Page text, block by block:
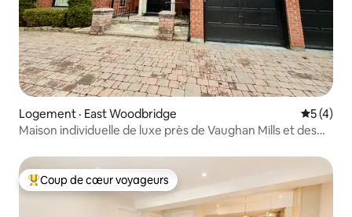
Logement · East Woodbridge Note
5 (4)
Maison individuelle de luxe près de Vaughan Mills et des
Coup de cœur voyageurs parmi les plus aimés
Coup de cœur voyageurs